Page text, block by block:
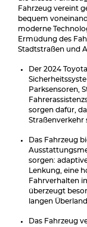
Fahrzeug vereint
bequem
moderne
Ermüdung des
Stadtstraßen und
Der 2024
Parksensoren,
sorgen dafür,
Straßenverkehr
Das Fahrzeug
sorgen:
Lenkung, eine
Fahrverhalten
überzeugt
langen
Das Fahrzeug